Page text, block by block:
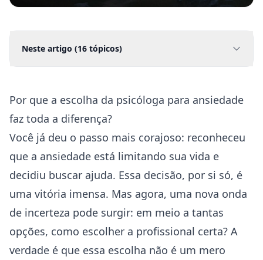
Neste artigo (16 tópicos)
Por que a escolha da psicóloga para ansiedade
faz toda a diferença?
Você já deu o passo mais corajoso: reconheceu
que a ansiedade está limitando sua vida e
decidiu buscar ajuda. Essa decisão, por si só, é
uma vitória imensa. Mas agora, uma nova onda
de incerteza pode surgir: em meio a tantas
opções, como escolher a profissional certa? A
verdade é que essa escolha não é um mero